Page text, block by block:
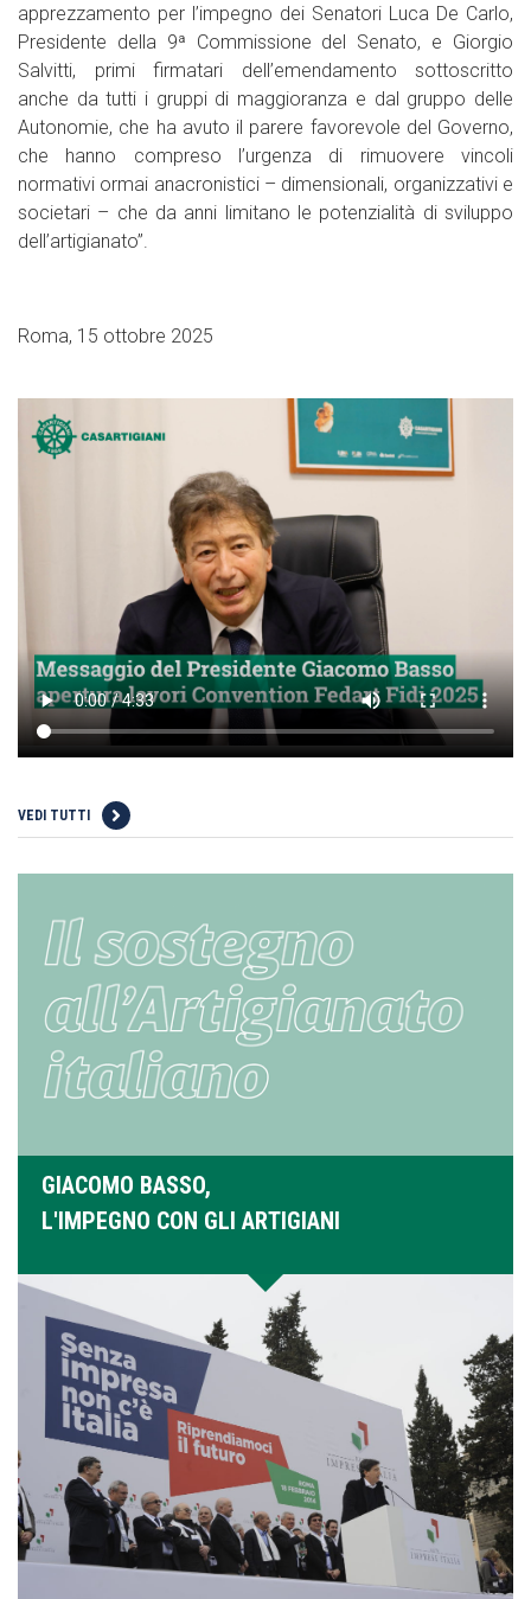
apprezzamento per l’impegno dei Senatori Luca De Carlo,
Presidente della 9ª Commissione del Senato, e Giorgio
Salvitti, primi firmatari dell’emendamento sottoscritto
anche da tutti i gruppi di maggioranza e dal gruppo delle
Autonomie, che ha avuto il parere favorevole del Governo,
che hanno compreso l’urgenza di rimuovere vincoli
normativi ormai anacronistici – dimensionali, organizzativi e
societari – che da anni limitano le potenzialità di sviluppo
dell’artigianato”.
Roma, 15 ottobre 2025
VEDI TUTTI
GIACOMO BASSO,
L'IMPEGNO CON GLI ARTIGIANI